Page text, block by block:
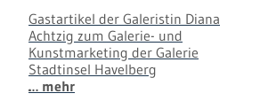
Gastartikel der Galeristin Diana
Achtzig zum Galerie- und
Kunstmarketing der Galerie
Stadtinsel Havelberg
… mehr